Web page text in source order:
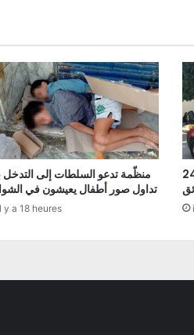
منظّمة تدعو السلطات إلى التدخل
تداول صور أطفال يعيشون في
y a 18 heures
632 تدخلا خلال الـ24